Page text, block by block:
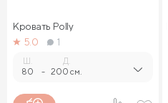
Кровать Polly
5.0
1
80 -
Д.
200 см.